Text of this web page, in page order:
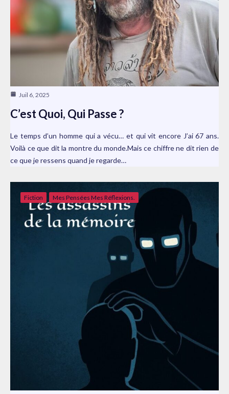
Juil 6, 2025
C’est Quoi, Qui Passe ?
Le temps d’un homme qui a vécu… et qui vit encore J’ai 67 ans.
Voilà ce que dit la montre du monde.Mais ce chiffre ne dit rien de
ce que je ressens quand je regarde…
Fiction Mes Pensées Mes Réflexions.